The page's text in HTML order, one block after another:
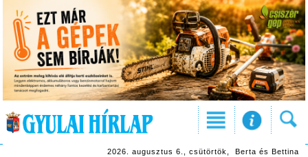
2026. augusztus 6., csütörtök, Berta és Bettina